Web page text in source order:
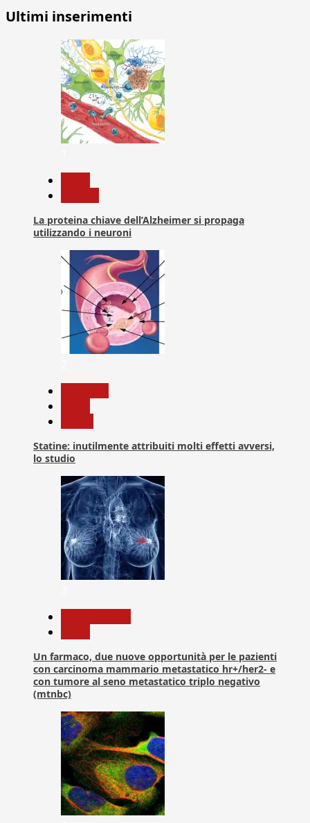
Ultimi inserimenti
La proteina chiave dell’Alzheimer si propaga
utilizzando i neuroni
Statine: inutilmente attribuiti molti effetti avversi,
lo studio
Un farmaco, due nuove opportunità per le pazienti
con carcinoma mammario metastatico hr+/her2- e
con tumore al seno metastatico triplo negativo
(mtnbc)